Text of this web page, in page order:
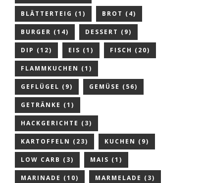
BLÄTTERTEIG (1) BROT (4)
BURGER (14) DESSERT (9)
DIP (12) EIS (1) FISCH (20)
FLAMMKUCHEN (1)
GEFLÜGEL (9) GEMÜSE (56)
GETRÄNKE (1)
HACKGERICHTE (3)
KARTOFFELN (23) KUCHEN (9)
LOW CARB (3) MAIS (1)
MARINADE (10) MARMELADE (3)